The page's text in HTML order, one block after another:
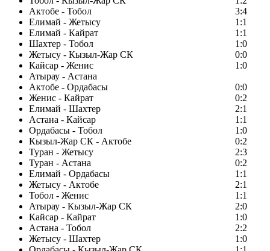
Актобе - Тобол
3:4
Елимай - Жетысу
1:1
Елимай - Кайрат
1:1
Шахтер - Тобол
1:0
Жетысу - Кызыл-Жар СК
0:0
Кайсар - Женис
1:0
Атырау - Астана
Актобе - Ордабасы
0:0
Женис - Кайрат
0:2
Елимай - Шахтер
2:1
Астана - Кайсар
1:1
Ордабасы - Тобол
1:0
Кызыл-Жар СК - Актобе
0:2
Туран - Жетысу
2:3
Туран - Астана
0:2
Елимай - Ордабасы
1:1
Жетысу - Актобе
2:1
Тобол - Женис
1:1
Атырау - Кызыл-Жар СК
2:0
Кайсар - Кайрат
1:0
Астана - Тобол
2:2
Жетысу - Шахтер
1:0